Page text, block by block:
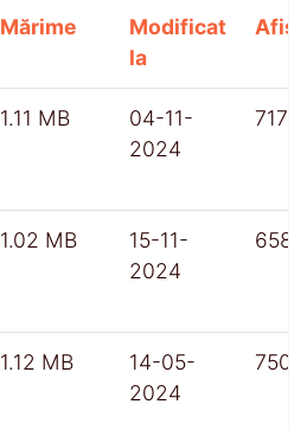
Mărime
Modificat
la
1.11 MB
04-11-
2024
717
1.02 MB
15-11-
2024
658
1.12 MB
14-05-
2024
750